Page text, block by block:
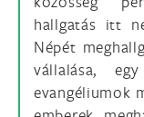
hallgatás itt
Népét
vállalása,
evangéliumok